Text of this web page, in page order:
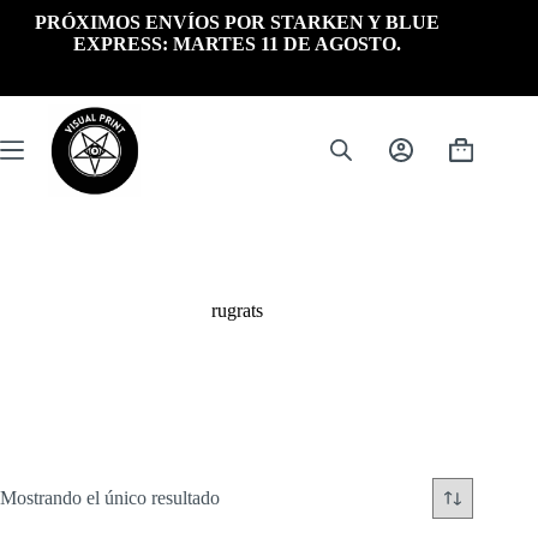
PRÓXIMOS ENVÍOS POR STARKEN Y BLUE
EXPRESS: MARTES 11 DE AGOSTO.
Carrito
rugrats
Mostrando el único resultado